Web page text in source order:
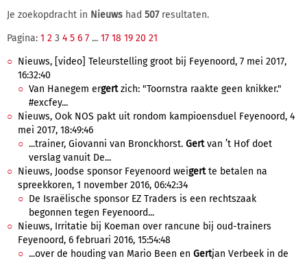
Je zoekopdracht in Nieuws had 507resultaten.
Pagina: 1 2 3 4 5 6 7 ... 17 18 19 20 21
Nieuws, [video] Teleurstelling groot bij Feyenoord, 7 mei 2017,
16:32:40
Van Hanegem ergertzich: "Toornstra raakte geen knikker."
#excfey...
Nieuws, Ook NOS pakt uit rondom kampioensduel Feyenoord, 4
mei 2017, 18:49:46
...trainer, Giovanni van Bronckhorst. Gertvan ’t Hof doet
verslag vanuit De...
Nieuws, Joodse sponsor Feyenoord weigertte betalen na
spreekkoren, 1 november 2016, 06:42:34
De Israëlische sponsor EZ Traders is een rechtszaak
begonnen tegen Feyenoord...
Nieuws, Irritatie bij Koeman over rancune bij oud-trainers
Feyenoord, 6 februari 2016, 15:54:48
...over de houding van Mario Been en Gertjan Verbeek in de